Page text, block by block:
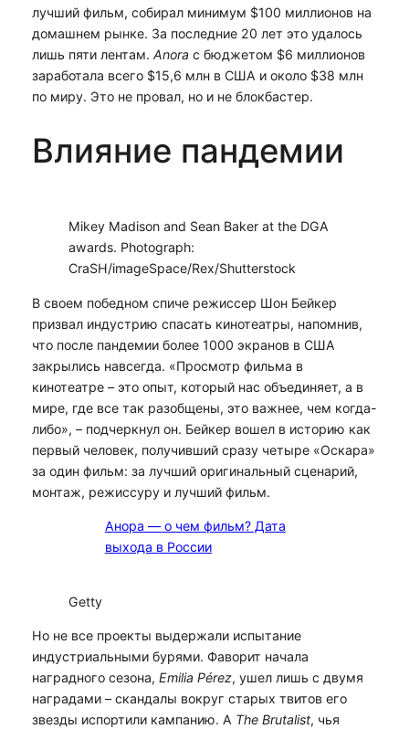
лучший фильм, собирал минимум $100 миллионов на
домашнем рынке. За последние 20 лет это удалось
лишь пяти лентам. Anora с бюджетом $6 миллионов
заработала всего $15,6 млн в США и около $38 млн
по миру. Это не провал, но и не блокбастер.
Влияние пандемии
Mikey Madison and Sean Baker at the DGA
awards. Photograph:
CraSH/imageSpace/Rex/Shutterstock
В своем победном спиче режиссер Шон Бейкер
призвал индустрию спасать кинотеатры, напомнив,
что после пандемии более 1000 экранов в США
закрылись навсегда. «Просмотр фильма в
кинотеатре – это опыт, который нас объединяет, а в
мире, где все так разобщены, это важнее, чем когда-
либо», – подчеркнул он. Бейкер вошел в историю как
первый человек, получивший сразу четыре «Оскара»
за один фильм: за лучший оригинальный сценарий,
монтаж, режиссуру и лучший фильм.
Анора — о чем фильм? Дата
выхода в России
Getty
Но не все проекты выдержали испытание
индустриальными бурями. Фаворит начала
наградного сезона, Emilia Pérez, ушел лишь с двумя
наградами – скандалы вокруг старых твитов его
звезды испортили кампанию. А The Brutalist, чья